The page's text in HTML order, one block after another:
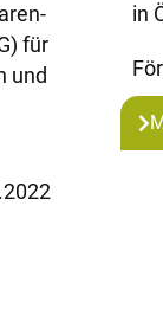
für
und
in